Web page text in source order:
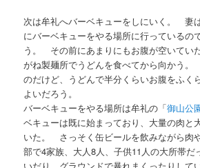
次は牟礼へバーベキューをしにいく。 妻
にバーベキューをやる場所に行っているの
う。 その前にあまりにもお腹が空いてい
がね製麺所でうどんを食べてから向かう
のだけど、うどんで半分くらいお腹をふく
よいだろう。
バーベキューをやる場所は牟礼の「御山公
ベキューは既に始まっており、大量の肉と
いた。 さっそく缶ビールを飲みながら
部で4家族、大人8人、子供11人の大所帯